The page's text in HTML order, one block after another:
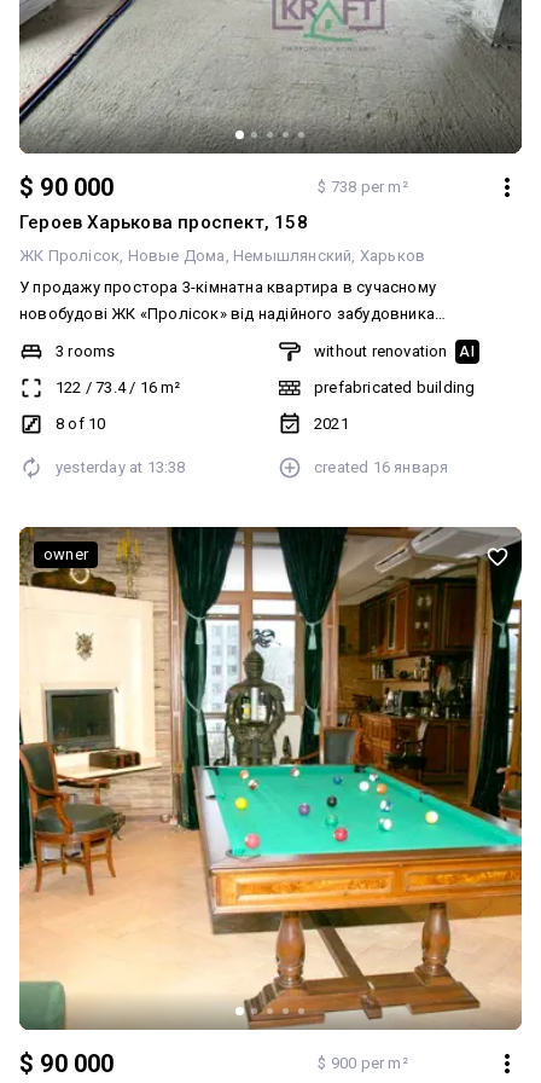
$ 90 000 $ 738 per m²
Героев Харькова проспект, 158
ЖК Пролісок Новые Дома Немышлянский Харьков
У продажу простора 3-кімнатна квартира в сучасному
новобудові ЖК «Пролісок» від надійного забудовника
Житлобуд-2, у пішій доступності від метро «Палац Спорту». Про
комплекс: — будинок зданий в експлуатацію, комплекс повністю
заселений — закрита територія з охороною — на території:
кав’ярні, магазини, дитячі садочки, сучасні дитячі майданчики та
квартиру: — загальна площа — 122 м² — 3 роздільні кімнати — 2
вдале та функціональне планування — квартира під ремонт,
ідеальна можливість реалізувати дизайн на свій смак Є
відеоогляд квартири. Можливі варіанти придбання: — готівка —
сертифікат «єВідновлення» — по програмі єОселя —
криптовалюта Показ за домовленістю.
3 rooms
122 /73.4/ 16m²
8 of 10
without renovation AI
prefabricated building
2021
yesterday at 13:38 created 16 января
$ 90 000 $ 900 per m²
owner